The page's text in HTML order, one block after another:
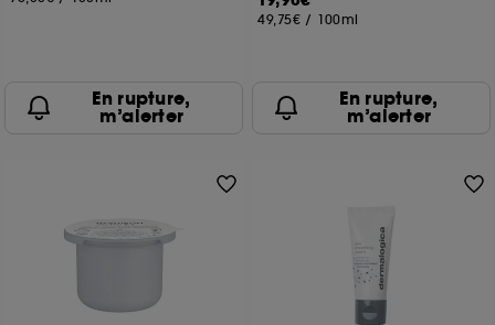
En rupture,
m’alerter
49,75€ / 100ml
En rupture,
m’alerter